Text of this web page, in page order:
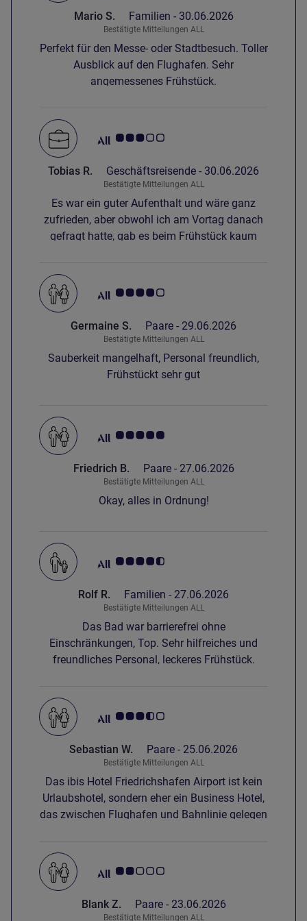
Mario S. Familien - 30.06.2026
Bestätigte Mitteilungen ALL
Perfekt für den Messe- oder Stadtbesuch. Toller
Ausblick auf den Flughafen. Sehr
angemessenes Frühstück.
Note Kundenmeinungen 3.0/5
Tobias R. Geschäftsreisende - 30.06.2026
Bestätigte Mitteilungen ALL
Es war ein guter Aufenthalt und wäre ganz
zufrieden, aber obwohl ich am Vortag danach
gefragt hatte, gab es beim Frühstück kaum
Grillgemüse, Tofu oder Käse/Wurst-
Alternativen. Schade.
Note Kundenmeinungen 4.0/5
Germaine S. Paare - 29.06.2026
Bestätigte Mitteilungen ALL
Sauberkeit mangelhaft, Personal freundlich,
Frühstückt sehr gut
Note Kundenmeinungen 5.0/5
Friedrich B. Paare - 27.06.2026
Bestätigte Mitteilungen ALL
Okay, alles in Ordnung!
Note Kundenmeinungen 4.5/5
Rolf R. Familien - 27.06.2026
Bestätigte Mitteilungen ALL
Das Bad war barrierefrei ohne
Einschränkungen, Top. Sehr hilfreiches und
freundliches Personal, leckeres Frühstück.
Note Kundenmeinungen 3.5/5
Sebastian W. Paare - 25.06.2026
Bestätigte Mitteilungen ALL
Das ibis Hotel Friedrichshafen Airport ist kein
Urlaubshotel, sondern eher ein Business Hotel,
das zwischen Flughafen und Bahnlinie gelegen
den ein oder anderen Gast stören. Wir hatten
einen angenehmen Aufenthalt für eine Nacht
und ein ordentliches Frühstück im üblichen
Rahmen eines Business Hotels. Die
Note Kundenmeinungen 2.0/5
Blank Z. Paare - 23.06.2026
Bestätigte Mitteilungen ALL